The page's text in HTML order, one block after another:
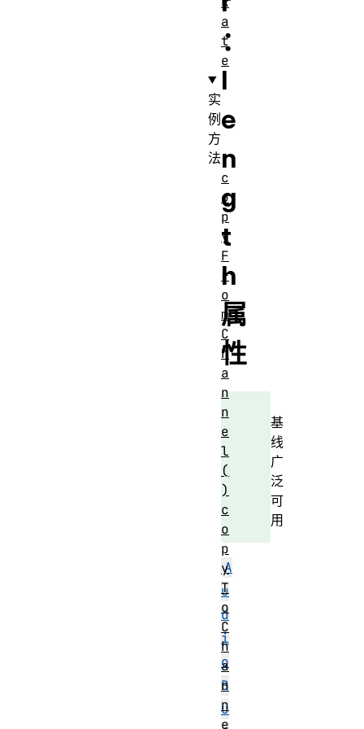
：
l
e
n
g
t
h
属
性
基
线
广
泛
可
用
A
u
d
i
o
B
u
a
t
e
实
例
方
法
c
o
p
y
F
r
o
m
C
h
a
n
n
e
l
(
)
c
o
p
y
T
o
C
h
a
n
n
e